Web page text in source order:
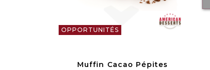
OPPORTUNITÉS
Muffin Cacao Pépites